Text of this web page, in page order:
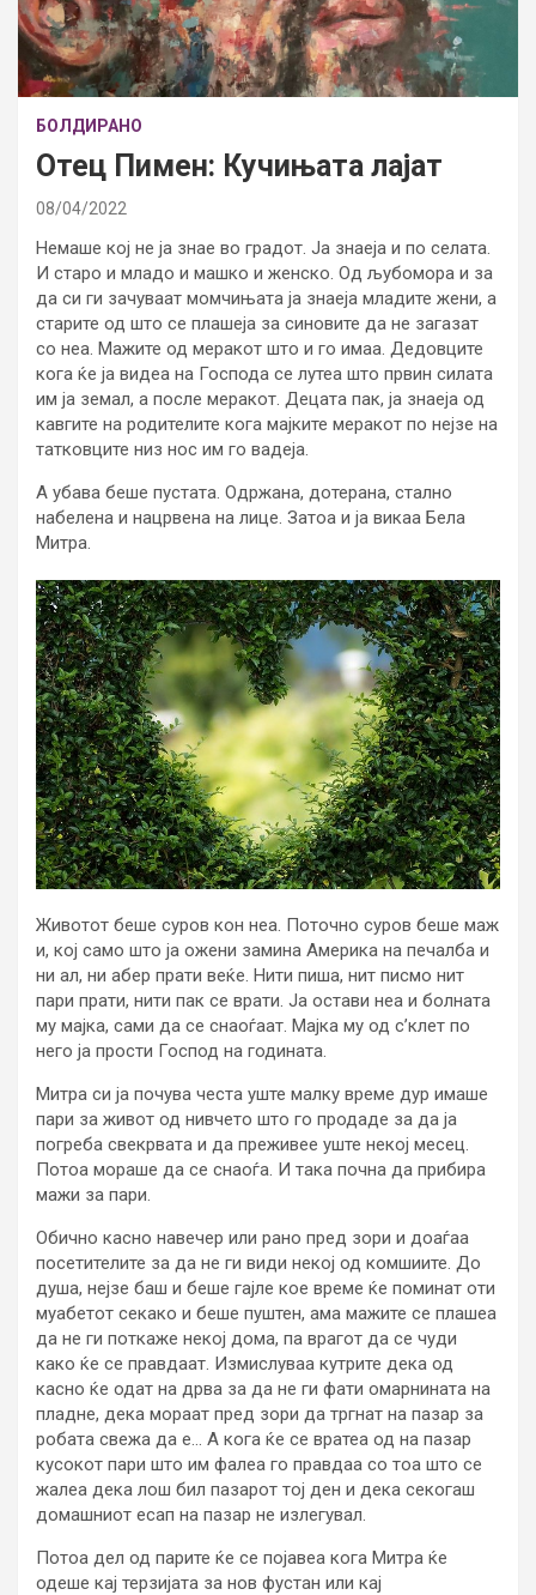
БОЛДИРАНО
Отец Пимен: Кучињата лајат
08/04/2022
Немаше кој не ја знае во градот. Ја знаеја и по селата.
И старо и младо и машко и женско. Од љубомора и за
да си ги зачуваат момчињата ја знаеја младите жени, а
старите од што се плашеја за синовите да не загазат
со неа. Мажите од меракот што и го имаа. Дедовците
кога ќе ја видеа на Господа се лутеа што првин силата
им ја земал, а после меракот. Децата пак, ја знаеја од
кавгите на родителите кога мајките меракот по нејзе на
татковците низ нос им го вадеја.
А убава беше пустата. Одржана, дотерана, стално
набелена и нацрвена на лице. Затоа и ја викаа Бела
Митра.
Животот беше суров кон неа. Поточно суров беше маж
и, кој само што ја ожени замина Америка на печалба и
ни ал, ни абер прати веќе. Нити пиша, нит писмо нит
пари прати, нити пак се врати. Ја остави неа и болната
му мајка, сами да се снаоѓаат. Мајка му од с’клет по
него ја прости Господ на годината.
Митра си ја почува честа уште малку време дур имаше
пари за живот од нивчето што го продаде за да ја
погреба свекрвата и да преживее уште некој месец.
Потоа мораше да се снаоѓа. И така почна да прибира
мажи за пари.
Обично касно навечер или рано пред зори и доаѓаа
посетителите за да не ги види некој од комшиите. До
душа, нејзе баш и беше гајле кое време ќе поминат оти
муабетот секако и беше пуштен, ама мажите се плашеа
да не ги поткаже некој дома, па врагот да се чуди
како ќе се правдаат. Измислуваа кутрите дека од
касно ќе одат на дрва за да не ги фати омарнината на
пладне, дека мораат пред зори да тргнат на пазар за
робата свежа да е… А кога ќе се вратеа од на пазар
кусокот пари што им фалеа го правдаа со тоа што се
жалеа дека лош бил пазарот тој ден и дека секогаш
домашниот есап на пазар не излегувал.
Потоа дел од парите ќе се појавеа кога Митра ќе
одеше кај терзијата за нов фустан или кај